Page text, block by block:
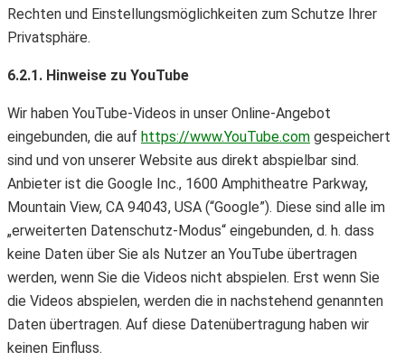
Rechten und Einstellungsmöglichkeiten zum Schutze Ihrer
Privatsphäre.
6.2.1. Hinweise zu YouTube
Wir haben YouTube-Videos in unser Online-Angebot
eingebunden, die auf https://www.YouTube.com gespeichert
sind und von unserer Website aus direkt abspielbar sind.
Anbieter ist die Google Inc., 1600 Amphitheatre Parkway,
Mountain View, CA 94043, USA (“Google”). Diese sind alle im
„erweiterten Datenschutz-Modus“ eingebunden, d. h. dass
keine Daten über Sie als Nutzer an YouTube übertragen
werden, wenn Sie die Videos nicht abspielen. Erst wenn Sie
die Videos abspielen, werden die in nachstehend genannten
Daten übertragen. Auf diese Datenübertragung haben wir
keinen Einfluss.